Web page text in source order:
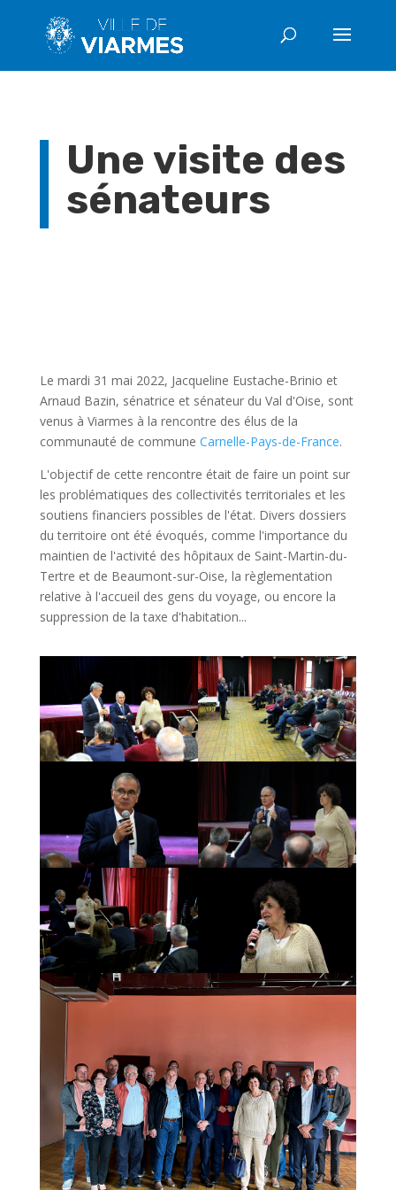
Une visite des
sénateurs
Le mardi 31 mai 2022, Jacqueline Eustache-Brinio et
Arnaud Bazin, sénatrice et sénateur du Val d'Oise, sont
venus à Viarmes à la rencontre des élus de la
communauté de commune Carnelle-Pays-de-France.
L'objectif de cette rencontre était de faire un point sur
les problématiques des collectivités territoriales et les
soutiens financiers possibles de l'état. Divers dossiers
du territoire ont été évoqués, comme l'importance du
maintien de l'activité des hôpitaux de Saint-Martin-du-
Tertre et de Beaumont-sur-Oise, la règlementation
relative à l'accueil des gens du voyage, ou encore la
suppression de la taxe d'habitation...